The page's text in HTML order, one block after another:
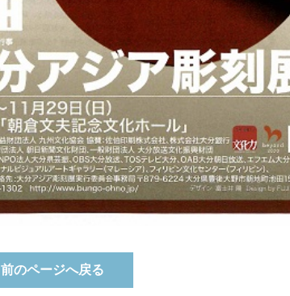
前のページへ戻る